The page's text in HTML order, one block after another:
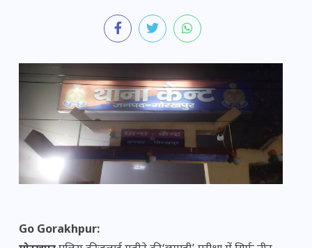
Go Gorakhpur: